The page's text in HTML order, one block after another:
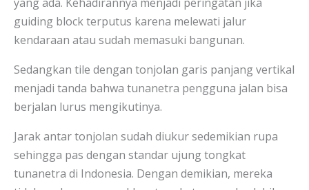
guiding block terputus karena melewati jalur
kendaraan atau sudah memasuki bangunan.
Sedangkan tile dengan tonjolan garis panjang vertikal
menjadi tanda bahwa tunanetra pengguna jalan bisa
berjalan lurus mengikutinya.
Jarak antar tonjolan sudah diukur sedemikian rupa
sehingga pas dengan standar ujung tongkat
tunanetra di Indonesia. Dengan demikian, mereka